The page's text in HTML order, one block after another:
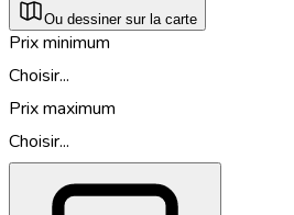
Ou dessiner sur la carte
Prix minimum
Choisir...
Prix maximum
Choisir...